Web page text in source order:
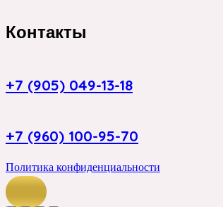
Контакты
+7 (905) 049-13-18
+7 (960) 100-95-70
Политика конфиденциальности